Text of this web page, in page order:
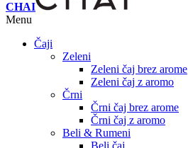
CHAI
Menu
Čaji
Zeleni
Zeleni čaj brez arome
Zeleni čaj z aromo
Črni
Črni čaj brez arome
Črni čaj z aromo
Beli & Rumeni
Beli čaj